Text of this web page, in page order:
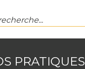
PRATIQUES